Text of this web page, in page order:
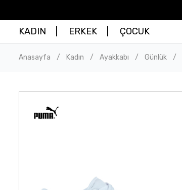
KADIN ERKEK ÇOCUK
Anasayfa / Kadın / Ayakkabı / Günlük /